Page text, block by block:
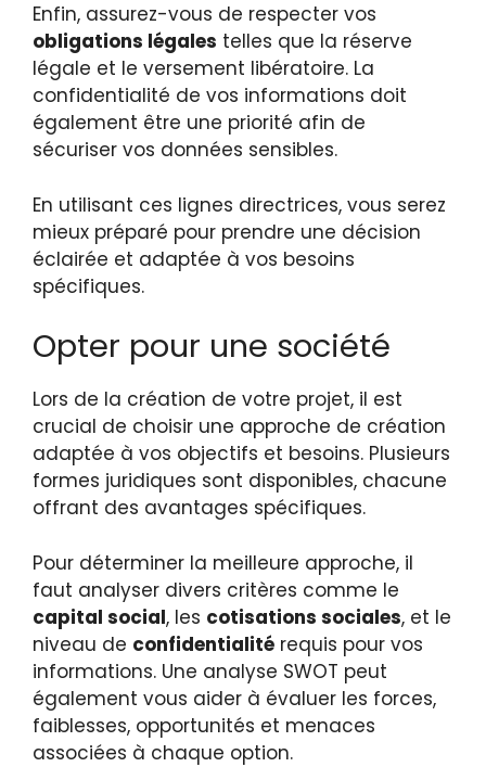
Enfin, assurez-vous de respecter vos
obligations légales telles que la réserve
légale et le versement libératoire. La
confidentialité de vos informations doit
également être une priorité afin de
sécuriser vos données sensibles.
En utilisant ces lignes directrices, vous serez
mieux préparé pour prendre une décision
éclairée et adaptée à vos besoins
spécifiques.
Opter pour une société
Lors de la création de votre projet, il est
crucial de choisir une approche de création
adaptée à vos objectifs et besoins. Plusieurs
formes juridiques sont disponibles, chacune
offrant des avantages spécifiques.
Pour déterminer la meilleure approche, il
faut analyser divers critères comme le
capital social, les cotisations sociales, et le
niveau de confidentialité requis pour vos
informations. Une analyse SWOT peut
également vous aider à évaluer les forces,
faiblesses, opportunités et menaces
associées à chaque option.